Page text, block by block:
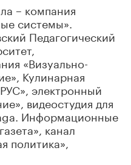
– компания
системы».
Педагогический
«Визуально-
Кулинарная
электронный
видеостудия для
Информационные
канал
политика»,